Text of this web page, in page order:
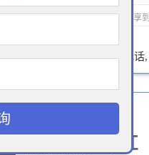
次 分享
900-9881 请输入您的电话
姓 名：王丙红